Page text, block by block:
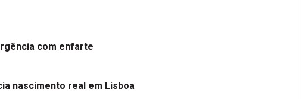
com enfarte
nascimento real em Lisboa